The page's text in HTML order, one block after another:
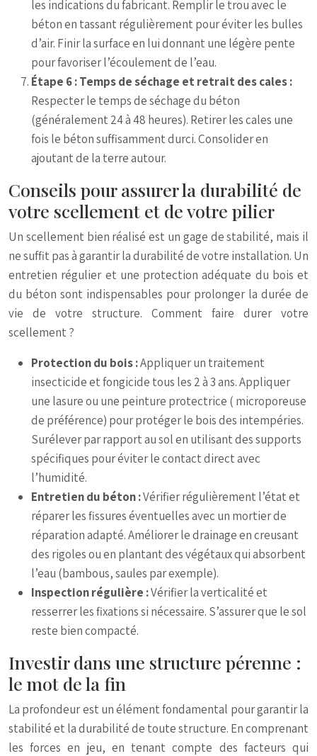
les indications du fabricant. Remplir le trou avec le
béton en tassant régulièrement pour éviter les bulles
d’air. Finir la surface en lui donnant une légère pente
pour favoriser l’écoulement de l’eau.
Étape 6 : Temps de séchage et retrait des cales :
Respecter le temps de séchage du béton
(généralement 24 à 48 heures). Retirer les cales une
fois le béton suffisamment durci. Consolider en
ajoutant de la terre autour.
Conseils pour assurer la durabilité de
votre scellement et de votre pilier
Un scellement bien réalisé est un gage de stabilité, mais il
ne suffit pas à garantir la durabilité de votre installation. Un
entretien régulier et une protection adéquate du bois et
du béton sont indispensables pour prolonger la durée de
vie de votre structure. Comment faire durer votre
scellement ?
Protection du bois :Appliquer un traitement
insecticide et fongicide tous les 2 à 3 ans. Appliquer
une lasure ou une peinture protectrice ( microporeuse
de préférence) pour protéger le bois des intempéries.
Surélever par rapport au sol en utilisant des supports
spécifiques pour éviter le contact direct avec
l’humidité.
Entretien du béton :Vérifier régulièrement l’état et
réparer les fissures éventuelles avec un mortier de
réparation adapté. Améliorer le drainage en creusant
des rigoles ou en plantant des végétaux qui absorbent
l’eau (bambous, saules par exemple).
Inspection régulière :Vérifier la verticalité et
resserrer les fixations si nécessaire. S’assurer que le sol
reste bien compacté.
Investir dans une structure pérenne :
le mot de la fin
La profondeur est un élément fondamental pour garantir la
stabilité et la durabilité de toute structure. En comprenant
les forces en jeu, en tenant compte des facteurs qui